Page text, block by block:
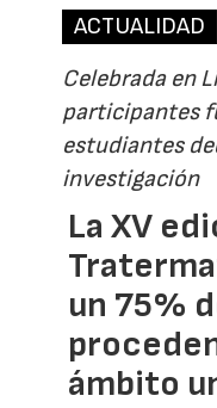
ACTUALIDAD
Celebrada en
participantes
estudiantes
investigación
La XV
un 75%
ámbito